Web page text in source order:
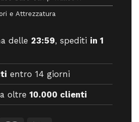
e Attrezzatura
delle 23:59, spediti in 1
entro 14 giorni
oltre 10.000 clienti